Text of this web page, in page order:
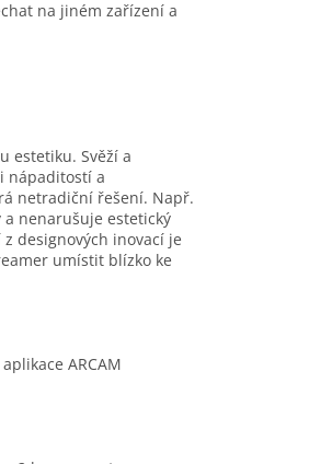
na jiném zařízení a
estetiku. Svěží a
nápaditostí a
netradiční řešení. Např.
nenarušuje estetický
designových inovací je
umístit blízko ke
ARCAM